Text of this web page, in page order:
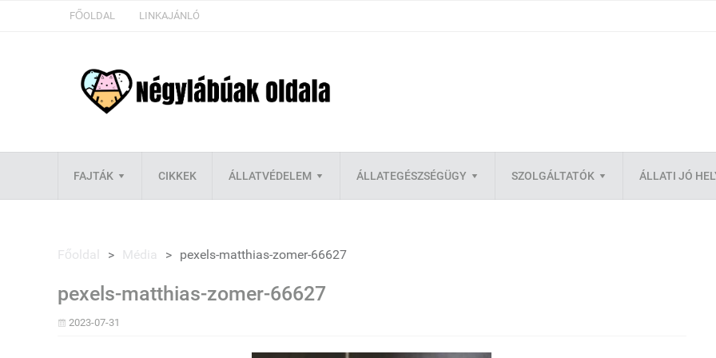
FŐOLDAL LINKAJÁNLÓ
FAJTÁK CIKKEK ÁLLATVÉDELEM ÁLLATEGÉSZSÉGÜGY SZOLGÁLTATÓK ÁLLATI JÓ
Főoldal > Média > pexels-matthias-zomer-66627
pexels-matthias-zomer-66627
2023-07-31